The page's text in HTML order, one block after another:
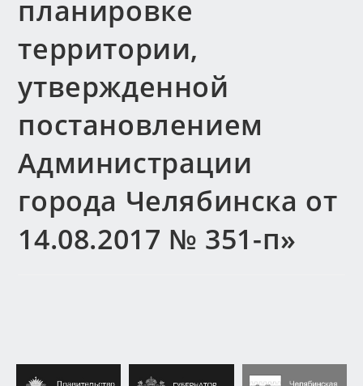
планировке
территории,
утвержденной
постановлением
Администрации
города Челябинска от
14.08.2017 № 351-п»